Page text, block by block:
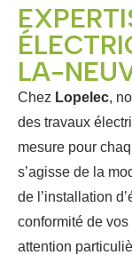
LA-
Chez Lopelec,
des travaux
mesure pour
s’agisse de la
de l’installation
conformité de
attention